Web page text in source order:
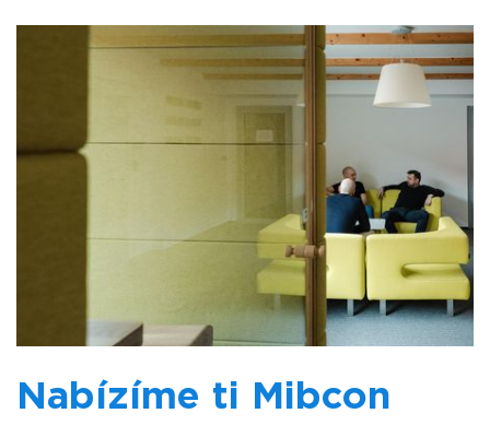
Nabízíme ti Mibcon